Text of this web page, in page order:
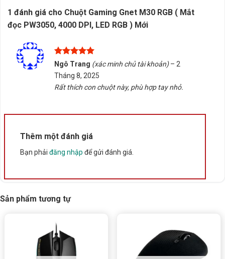
1 đánh giá cho Chuột Gaming Gnet M30 RGB ( Mắt
đọc PW3050, 4000 DPI, LED RGB ) Mới
Được xếp
hạng
55
sao
Ngô Trang (xác minh chủ tài khoản) – 2
Tháng 8, 2025
Rất thích con chuột này, phù hợp tay nhỏ.
Thêm một đánh giá
Bạn phải đăng nhập để gửi đánh giá.
Sản phẩm tương tự